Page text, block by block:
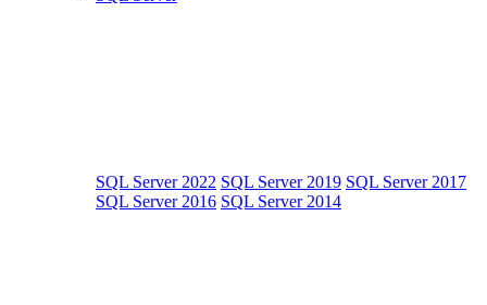
SQL Server 2022 SQL Server 2019 SQL Server 2017
SQL Server 2016 SQL Server 2014